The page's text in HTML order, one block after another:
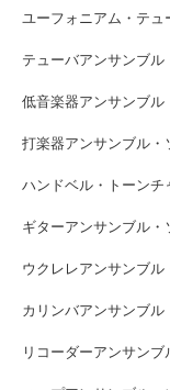
ユーフォニアム・テ
テューバアンサンブル
低音楽器アンサンブ
打楽器アンサンブル・
ハンドベル・トーンチ
ギターアンサンブル・
ウクレレアンサンブル
カリンバアンサンブル
リコーダーアンサンブ